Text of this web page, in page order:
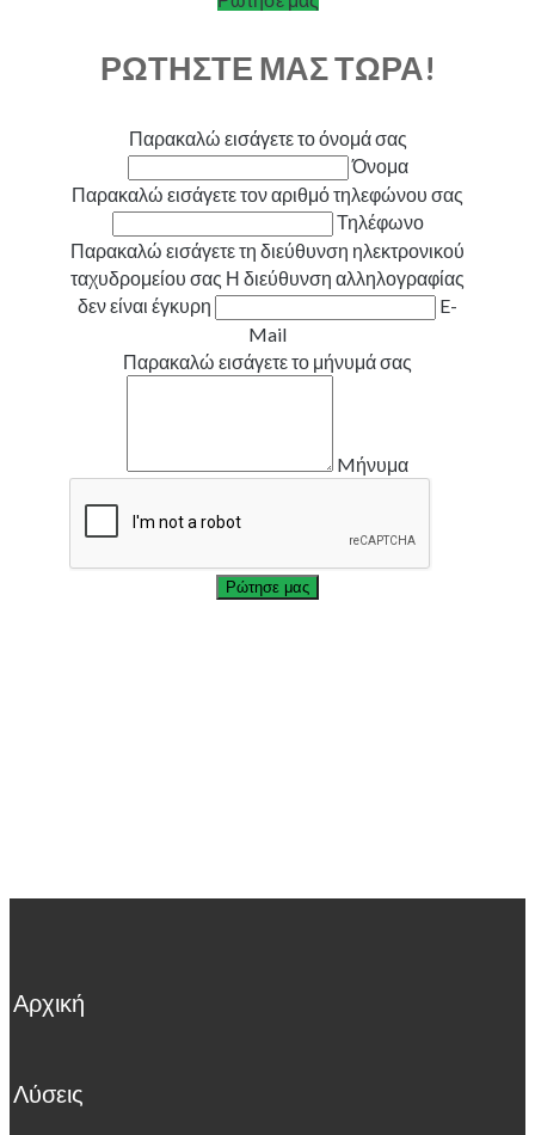
ΡΩΤΗΣΤΕ ΜΑΣ ΤΩΡΑ!
Παρακαλώ εισάγετε το όνομά σας
Όνομα
Παρακαλώ εισάγετε τον αριθμό τηλεφώνου σας
Τηλέφωνο
Παρακαλώ εισάγετε τη διεύθυνση ηλεκτρονικού
ταχυδρομείου σας Η διεύθυνση αλληλογραφίας
δεν είναι έγκυρη
E-
Mail
Παρακαλώ εισάγετε το μήνυμά σας
Mήνυμα
Αρχική
Λύσεις